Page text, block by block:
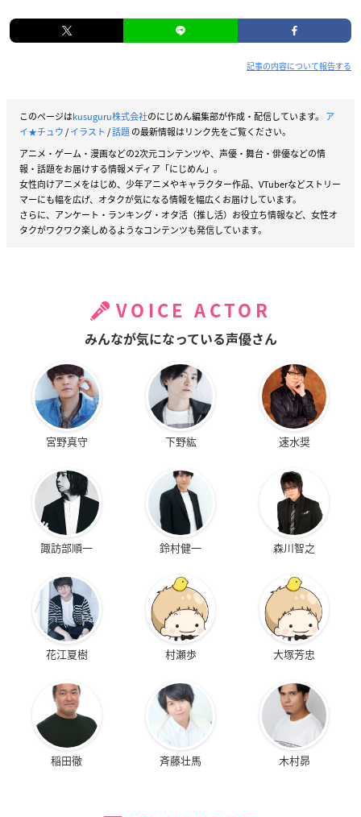
記事の内容について報告する
このページはkusuguru株式会社のにじめん編集部が作成・配信しています。 ア
イ★チュウ/イラスト /話題の最新情報はリンク先をご覧ください。
アニメ・ゲーム・漫画などの2次元コンテンツや、声優・舞台・俳優などの情
報・話題をお届けする情報メディア「にじめん」。
女性向けアニメをはじめ、少年アニメやキャラクター作品、VTuberなどストリー
マーにも幅を広げ、オタクが気になる情報を幅広くお届けしています。
さらに、アンケート・ランキング・オタ活（推し活）お役立ち情報など、女性オ
タクがワクワク楽しめるようなコンテンツも発信しています。
VOICE ACTOR
みんなが気になっている声優さん
宮野真守 下野紘 速水奨
諏訪部順一 鈴村健一 森川智之
花江夏樹 村瀬歩 大塚芳忠
稲田徹 斉藤壮馬 木村昴